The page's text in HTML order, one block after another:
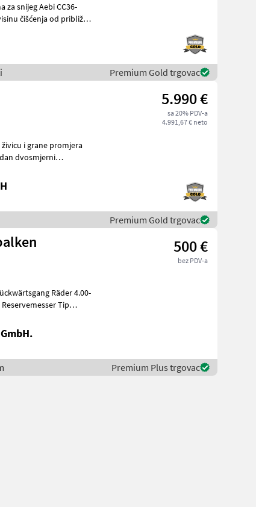
za snijeg Aebi CC36-
čišćenja od približno
Premium Gold trgovac
5.990 €
sa 20% PDV-a
4.991,67 € neto
i grane promjera
dvosmjerni
Premium Gold trgovac
500 €
bez PDV-a
Räder 4.00-
Tip
Premium Plus trgovac